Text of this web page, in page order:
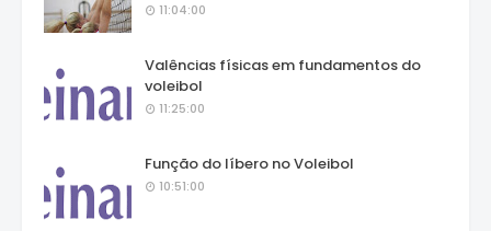
11:04:00
Valências físicas em fundamentos do
voleibol
11:25:00
Função do líbero no Voleibol
10:51:00